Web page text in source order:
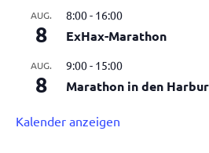
AUG.
8
8:00- 16:00
ExHax-Marathon
AUG.
8
9:00- 15:00
Marathon in den
Kalender anzeigen